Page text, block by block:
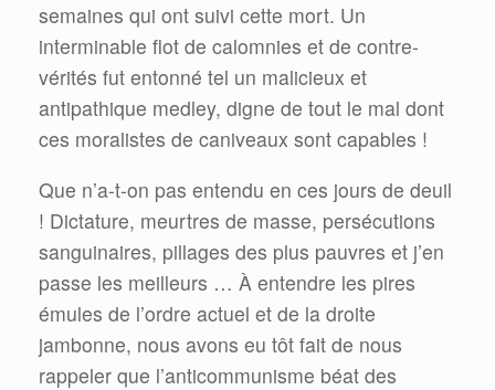
semaines qui ont suivi cette mort. Un
interminable flot de calomnies et de contre-
vérités fut entonné tel un malicieux et
antipathique medley, digne de tout le mal dont
ces moralistes de caniveaux sont capables !
Que n’a-t-on pas entendu en ces jours de deuil
! Dictature, meurtres de masse, persécutions
sanguinaires, pillages des plus pauvres et j’en
passe les meilleurs … À entendre les pires
émules de l’ordre actuel et de la droite
jambonne, nous avons eu tôt fait de nous
rappeler que l’anticommunisme béat des